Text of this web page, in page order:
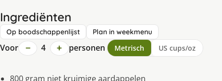
Ingrediënten
Op boodschappenlijst Plan in weekmenu
Voor − 4 + personen Metrisch US cups/oz
800 gram niet kruimige aardappelen